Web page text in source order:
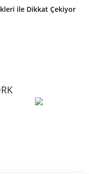
ile Dikkat Çekiyor